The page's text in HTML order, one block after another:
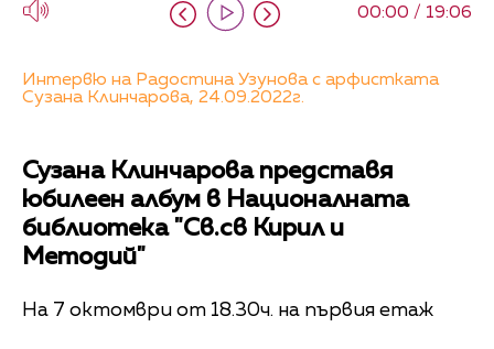
00:00 / 19:06
Интервю на Радостина Узунова с арфистката
Сузана Клинчарова, 24.09.2022г.
Сузана Клинчарова представя
юбилеен албум в Националната
библиотека "Св.св Кирил и
Методий"
На 7 октомври от 18.30ч. на първия етаж